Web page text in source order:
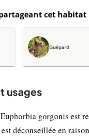
cet habitat
Guépard
usages
gorgonis est
déconseillée en